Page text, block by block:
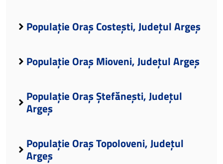
Populație Oraș Costești, Județul Argeș
Populație Oraș Mioveni, Județul Argeș
Populație Oraș Ștefănești, Județul
Argeș
Populație Oraș Topoloveni, Județul
Argeș